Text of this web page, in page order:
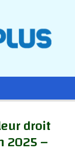
droit
2025 –